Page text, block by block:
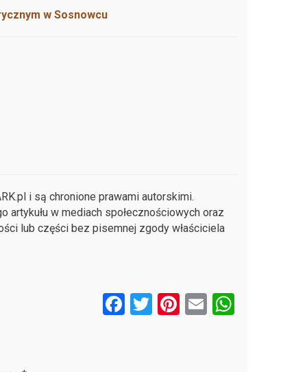
w Sosnowcu
i są chronione prawami autorskimi.
w mediach społecznościowych oraz
lub części bez pisemnej zgody właściciela
F T Pi E